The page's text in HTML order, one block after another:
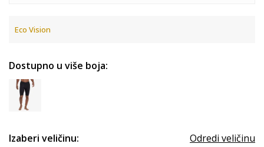
Eco Vision
Dostupno u više boja:
Izaberi veličinu: Odredi veličinu